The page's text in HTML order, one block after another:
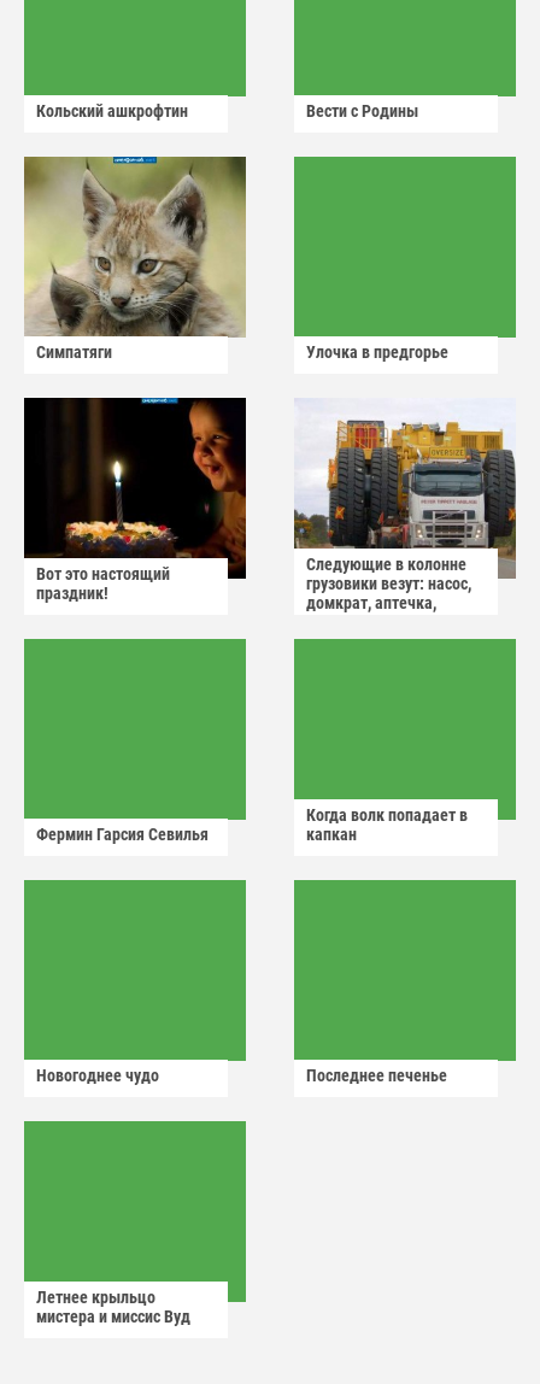
Кольский ашкрофтин Вести с Родины
Симпатяги Улочка в предгорье
Вот это настоящий
праздник!
Следующие в колонне
грузовики везут: насос,
домкрат, аптечка,
Фермин Гарсия Севилья
Когда волк попадает в
капкан
Новогоднее чудо Последнее печенье
Летнее крыльцо
мистера и миссис Вуд